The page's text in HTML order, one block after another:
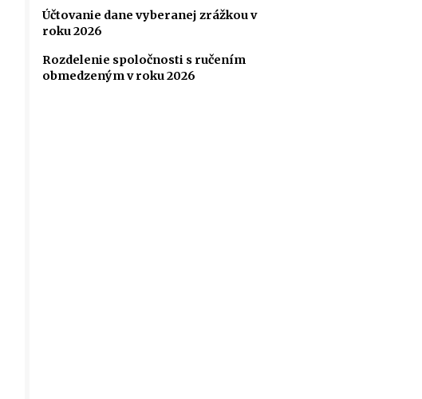
Účtovanie dane vyberanej zrážkou v
roku 2026
Rozdelenie spoločnosti s ručením
obmedzeným v roku 2026